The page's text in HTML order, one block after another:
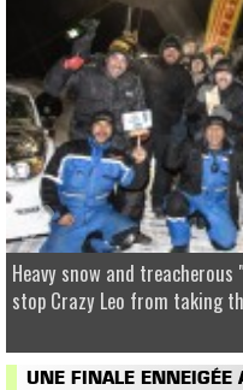
Heavy snow and
stop Crazy Leo from taking
UNE FINALE ENNEIGÉE